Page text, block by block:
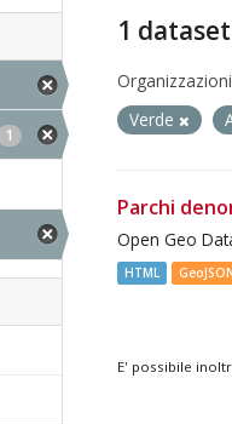
1
1
Verde
Parchi
Open Geo
HTML
E' possibile